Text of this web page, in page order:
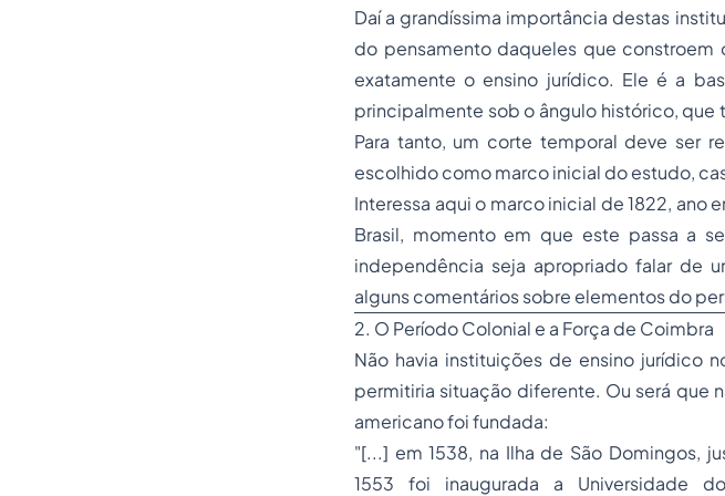
Daí a grandíssima importância destas
do pensamento daqueles que
exatamente o ensino jurídico. Ele é a
principalmente sob o ângulo histórico, que
Para tanto, um corte temporal deve ser
escolhido como marco inicial do estudo,
Interessa aqui o marco inicial de 1822,
Brasil, momento em que este passa a
independência seja apropriado falar de
alguns comentários sobre elementos do
2. O Período Colonial e a Força de Coimbra
Não havia instituições de ensino jurídico
permitiria situação diferente. Ou será que
americano foi fundada:
"[...] em 1538, na Ilha de São Domingos,
1553 foi inaugurada a Universidade